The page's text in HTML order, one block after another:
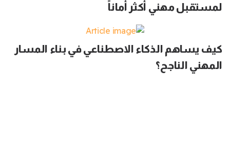
لمستقبل مهني أكثر أماناً
كيف يساهم الذكاء الاصطناعي في بناء المسار
المهني الناجح؟